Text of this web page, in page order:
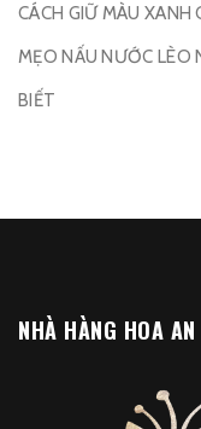
CÁCH GIỮ MÀU
MẸO NẤU NƯỚC LÈO
BIẾT
NHÀ HÀNG HOA AN